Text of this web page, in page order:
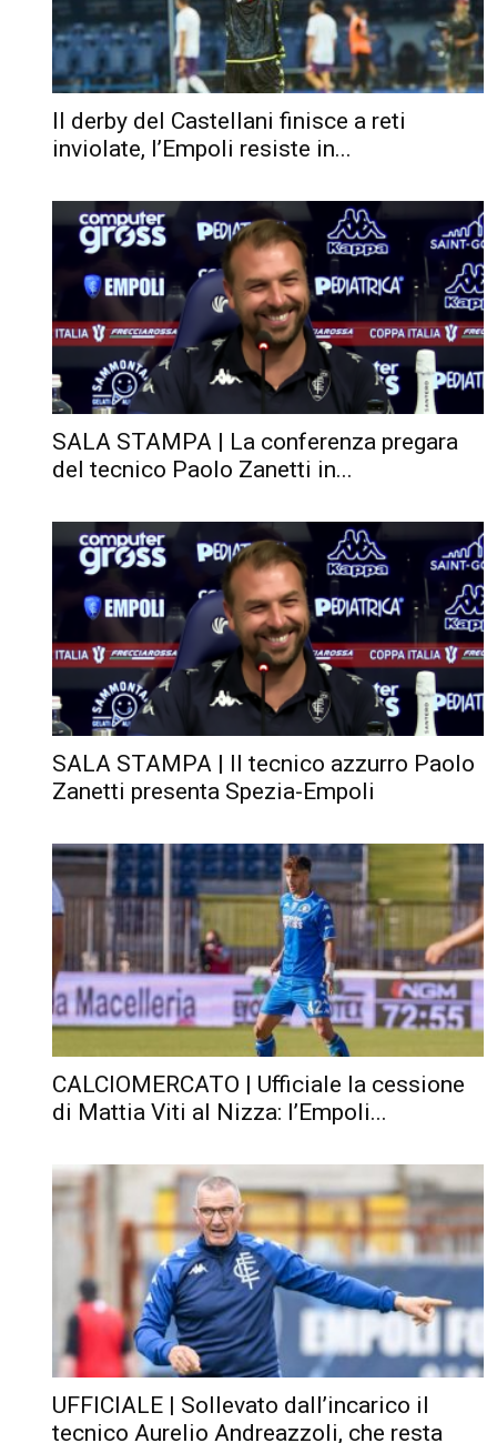
Il derby del Castellani finisce a reti
inviolate, l’Empoli resiste in...
SALA STAMPA | La conferenza pregara
del tecnico Paolo Zanetti in...
SALA STAMPA | Il tecnico azzurro Paolo
Zanetti presenta Spezia-Empoli
CALCIOMERCATO | Ufficiale la cessione
di Mattia Viti al Nizza: l’Empoli...
UFFICIALE | Sollevato dall’incarico il
tecnico Aurelio Andreazzoli, che resta